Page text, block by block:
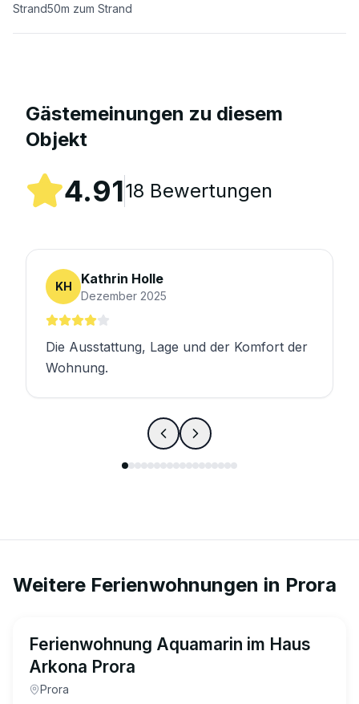
Strand50m zum Strand
Gästemeinungen zu diesem
Objekt
4.9118 Bewertungen
KH Kathrin Holle
Dezember 2025
Die Ausstattung, Lage und der Komfort der
Wohnung.
Weitere Ferienwohnungen in Prora
Ferienwohnung Aquamarin im Haus
Arkona Prora
Prora